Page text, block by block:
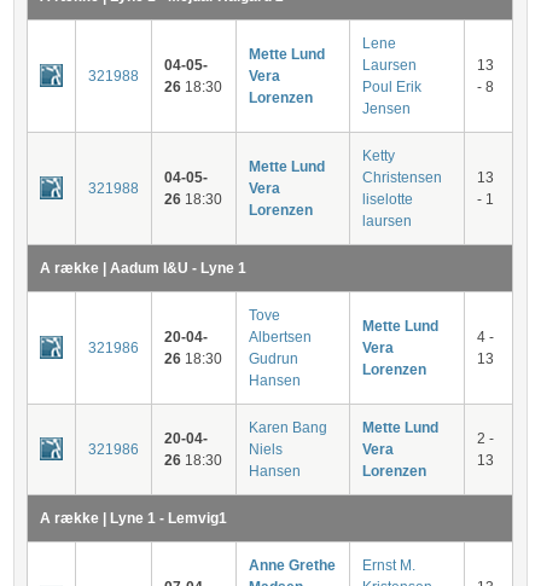
321988
04-05-
26 18:30
Mette Lund
Vera
Lorenzen
Lene
Laursen
Poul Erik
Jensen
13
- 8
321988
04-05-
26 18:30
Mette Lund
Vera
Lorenzen
Ketty
Christensen
liselotte
laursen
13
- 1
A række | Aadum I&U - Lyne 1
321986
20-04-
26 18:30
Tove
Albertsen
Gudrun
Hansen
Mette Lund
Vera
Lorenzen
4 -
13
321986
20-04-
26 18:30
Karen Bang
Niels
Hansen
Mette Lund
Vera
Lorenzen
2 -
13
A række | Lyne 1 - Lemvig1
Anne Grethe
Ernst M.